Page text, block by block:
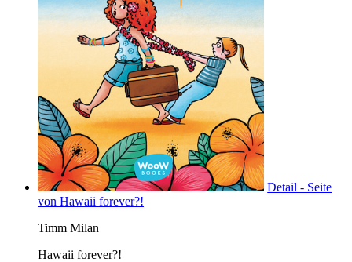
Detail - Seite
von Hawaii forever?!
Timm Milan
Hawaii forever?!